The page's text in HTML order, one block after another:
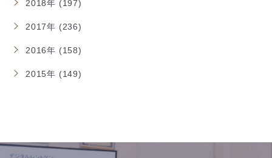
2018年 (197)
2017年 (236)
2016年 (158)
2015年 (149)